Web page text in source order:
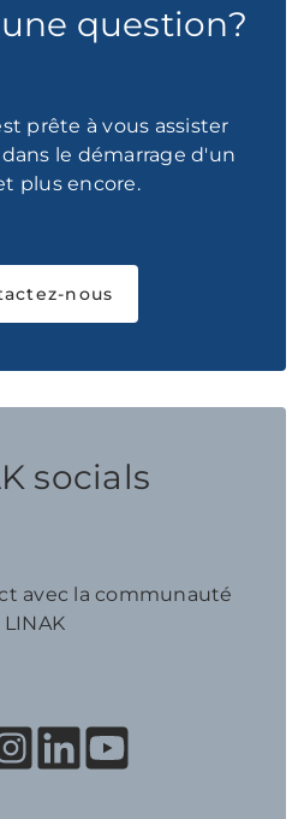
question?
prête à vous assister
le démarrage d'un
plus encore.
nous
socials
avec la communauté
LINAK